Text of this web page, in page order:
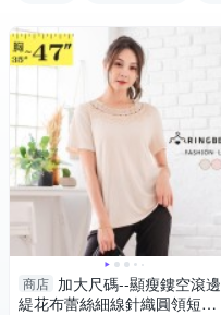
商店 加大尺碼--顯瘦鏤空滾邊
緹花布蕾絲細線針織圓領短袖